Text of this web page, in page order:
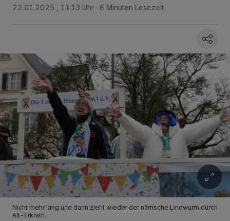
22.01.2025 , 11:13 Uhr 6 Minuten Lesezeit
Nicht mehr lang und dann zieht wieder der närrische Lindwurm durch
Alt-Erkrath.